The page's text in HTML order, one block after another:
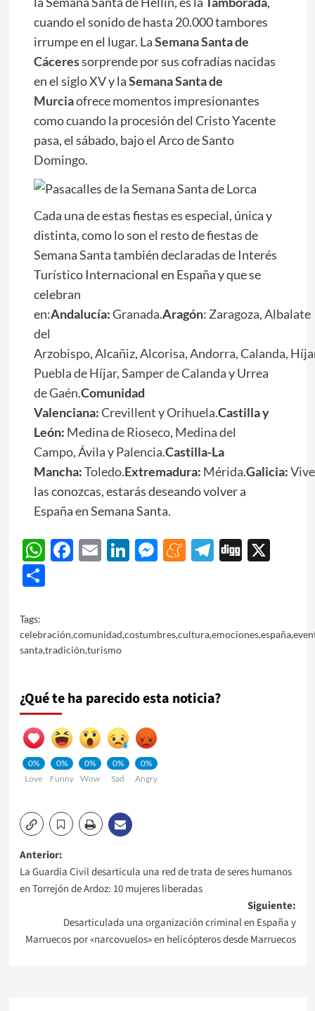
cuando el sonido de hasta 20.000 tambores
irrumpe en el lugar. LaSemana Santa de
Cáceressorprende por sus cofradías nacidas
en el siglo XV y laSemana Santa de
Murciaofrece momentos impresionantes
como cuando la procesión del Cristo Yacente
pasa, el sábado, bajo el Arco de Santo
Domingo.
Cada una de estas fiestas es especial, única y
distinta, como lo son el resto de fiestas de
Semana Santa también declaradas de Interés
Turístico Internacional en España y que se
celebran
en:Andalucía:Granada.Aragón: Zaragoza,Albalate
del
Arzobispo,Alcañiz,Alcorisa,Andorra,Calanda,
Puebla de Híjar,Samper de CalandayUrrea
de Gaén.Comunidad
Valenciana:CrevillentyOrihuela.Castilla y
León: Medina de Rioseco, Medina del
Campo,ÁvilayPalencia.Castilla-La
Mancha:Toledo.Extremadura: Mérida.Galicia:
las conozcas, estarás deseando volver a
España en Semana Santa.
WhatsApp
Facebook
EmailLinkedIn
Messenger
Meneame
Telegram
Digg
X
Share
Tags:
celebración,comunidad,costumbres,cultura,emociones,españa,
santa,tradición,turismo
¿Qué te ha parecido esta noticia?
0%
Love
0%
Funny
0%
Wow
0%
Sad
0%
Angry
Navegación
de
entradas
Anterior:
La Guardia Civil desarticula una red de trata de seres humanos
en Torrejón de Ardoz: 10 mujeres liberadas
Siguiente:
Desarticulada una organización criminal en España y
Marruecos por «narcovuelos» en helicópteros desde Marruecos